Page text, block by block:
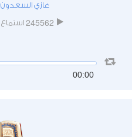
غازي السعدون
245562 استماع
00:00